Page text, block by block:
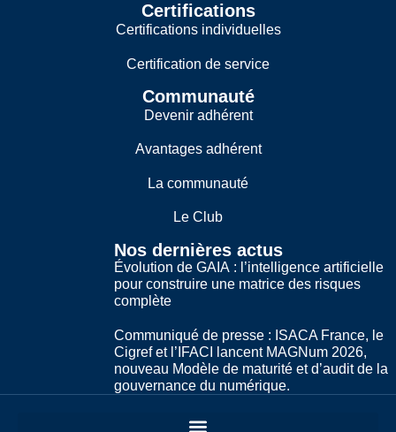
Certifications
Certifications individuelles
Certification de service
Communauté
Devenir adhérent
Avantages adhérent
La communauté
Le Club
Nos dernières actus
Évolution de GAIA : l’intelligence artificielle
pour construire une matrice des risques
complète
Communiqué de presse : ISACA France, le
Cigref et l’IFACI lancent MAGNum 2026,
nouveau Modèle de maturité et d’audit de la
gouvernance du numérique.